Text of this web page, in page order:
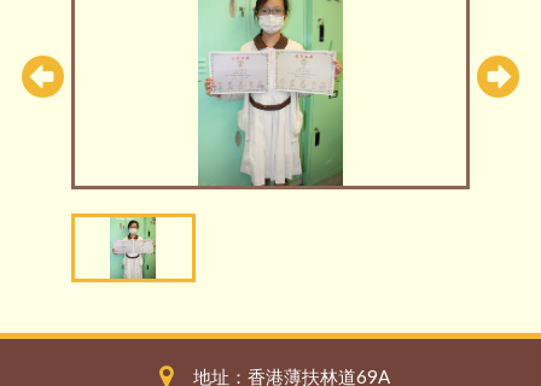
地址：香港薄扶林道69A